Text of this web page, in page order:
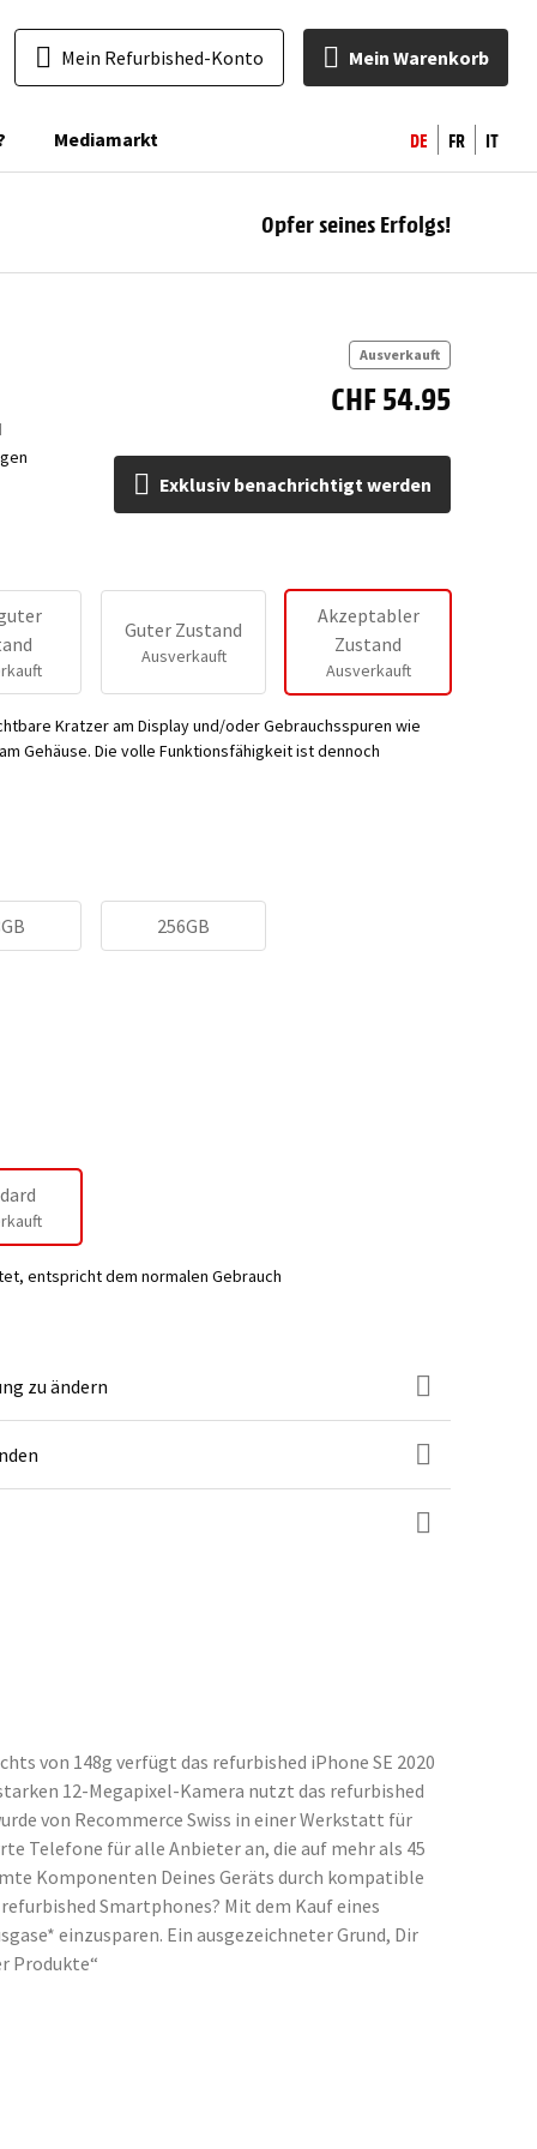
Mein Refurbished-Konto Mein Warenkorb
Mediamarkt DE FR IT
Opfer seines Erfolgs!
Ausverkauft
CHF 54.95
Exklusiv benachrichtigt werden
Guter Zustand
Ausverkauft
Akzeptabler
Zustand
Ausverkauft
Kratzer am Display und/oder Gebrauchsspuren wie
Gehäuse. Die volle Funktionsfähigkeit ist dennoch
256GB
entspricht dem normalen Gebrauch
zu ändern
von 148g verfügt das refurbished iPhone SE 2020
12-Megapixel-Kamera nutzt das refurbished
von Recommerce Swiss in einer Werkstatt für
Telefone für alle Anbieter an, die auf mehr als 45
Komponenten Deines Geräts durch kompatible
Smartphones? Mit dem Kauf eines
einzusparen. Ein ausgezeichneter Grund, Dir
Produkte“